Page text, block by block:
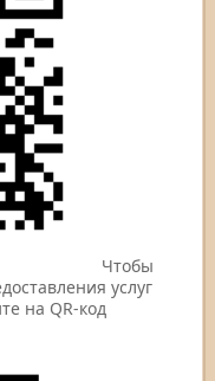
Чтобы
услуг
на QR-код